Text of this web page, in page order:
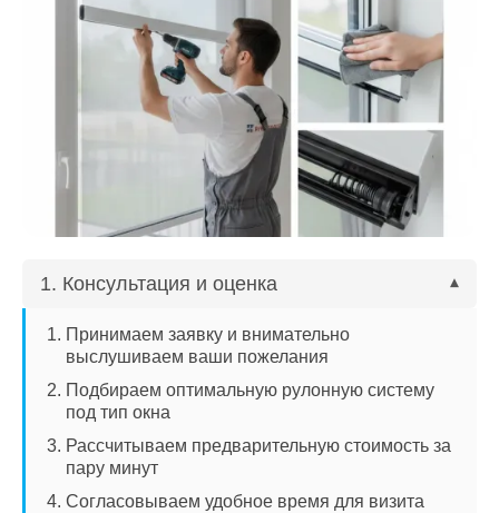
1. Консультация и оценка ▾
Принимаем заявку и внимательно
выслушиваем ваши пожелания
Подбираем оптимальную рулонную систему
под тип окна
Рассчитываем предварительную стоимость за
пару минут
Согласовываем удобное время для визита